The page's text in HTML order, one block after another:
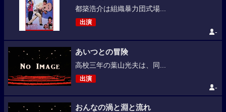
都築浩介は組織暴力団式場...
出演
-
あいつとの冒険
高校三年の葉山光夫は、同...
出演
-
おんなの渦と淵と流れ